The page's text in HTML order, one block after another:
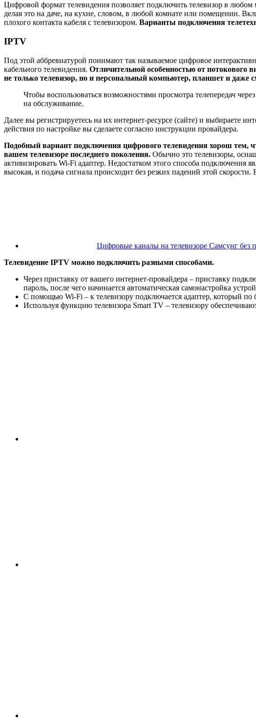
Цифровой формат телевидения позволяет подключить телевизор в
делая это на даче, на кухне, словом, в любой комнате или помещении.
плохого контакта кабеля с телевизором. Варианты подключения
IPTV
Под этой аббревиатурой понимают так называемое цифровое
кабельного телевидения. Отличительной особенностью от потокового
не только телевизор, но и персональный компьютер, планшет и даже
Чтобы воспользоваться возможностями просмотра телепередач
на обслуживание.
Далее вы регистрируетесь на их интернет-ресурсе (сайте) и выбираете
действия по настройке вы сделаете согласно инструкции провайдера.
Подобный вариант подключения цифрового телевидения хорош тем,
вашем телевизоре последнего поколения. Обычно это телевизоры,
активизировать Wi-Fi адаптер. Недостатком этого способа подключения
высокая, и подача сигнала происходит без резких падений этой скорости.
Цифровые каналы на телевизоре Самсунг без
Телевидение IPTV можно подключить разными способами.
Через приставку от вашего интернет-провайдера – приставку
пароль, после чего начинается автоматическая самонастройка
С помощью Wi-Fi – к телевизору подключается адаптер, который по
Используя функцию телевизора Smart TV – телевизору